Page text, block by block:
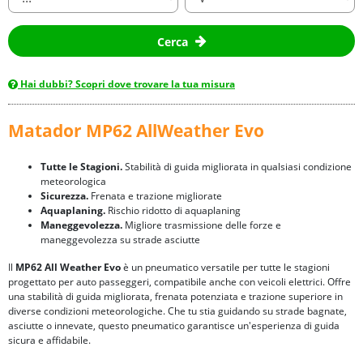
Cerca
Hai dubbi? Scopri dove trovare la tua misura
Matador MP62 AllWeather Evo
Tutte le Stagioni.Stabilità di guida migliorata in qualsiasi condizione
meteorologica
Sicurezza. Frenata e trazione migliorate
Aquaplaning. Rischio ridotto di aquaplaning
Maneggevolezza. Migliore trasmissione delle forze e
maneggevolezza su strade asciutte
Il MP62 All Weather Evoè un pneumatico versatile per tutte le stagioni
progettato per auto passeggeri, compatibile anche con veicoli elettrici. Offre
una stabilità di guida migliorata, frenata potenziata e trazione superiore in
diverse condizioni meteorologiche. Che tu stia guidando su strade bagnate,
asciutte o innevate, questo pneumatico garantisce un'esperienza di guida
sicura e affidabile.